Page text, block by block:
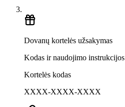
Dovanų kortelės užsakymas
Kodas ir naudojimo instrukcijos
Kortelės kodas
XXXX-XXXX-XXXX